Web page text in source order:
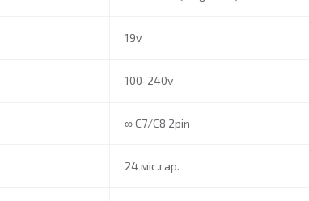
19v
100-240v
∞ C7/C8 2pin
24 міс.гар.